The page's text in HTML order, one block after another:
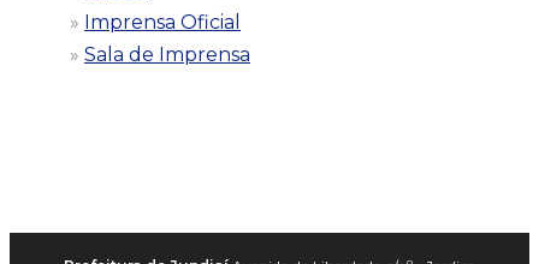
Imprensa Oficial
Sala de Imprensa